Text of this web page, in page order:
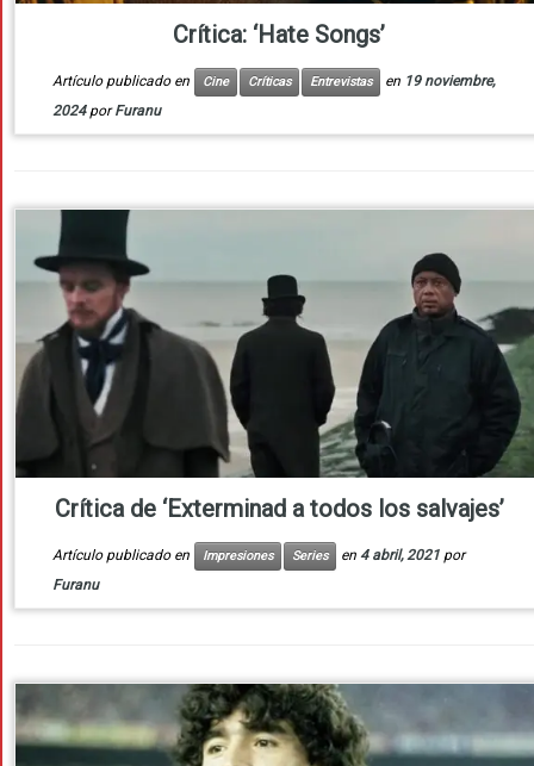
Crítica: ‘Hate Songs’
Artículo publicado en Cine Críticas Entrevistas en 19 noviembre,
2024 porFuranu
Crítica de ‘Exterminad a todos los salvajes’
Artículo publicado en Impresiones Series en 4 abril, 2021 por
Furanu